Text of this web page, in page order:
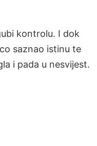
kontrolu. I dok
saznao istinu te
i pada u nesvijest.